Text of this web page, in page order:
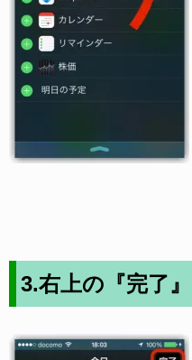
3.右上の『完了